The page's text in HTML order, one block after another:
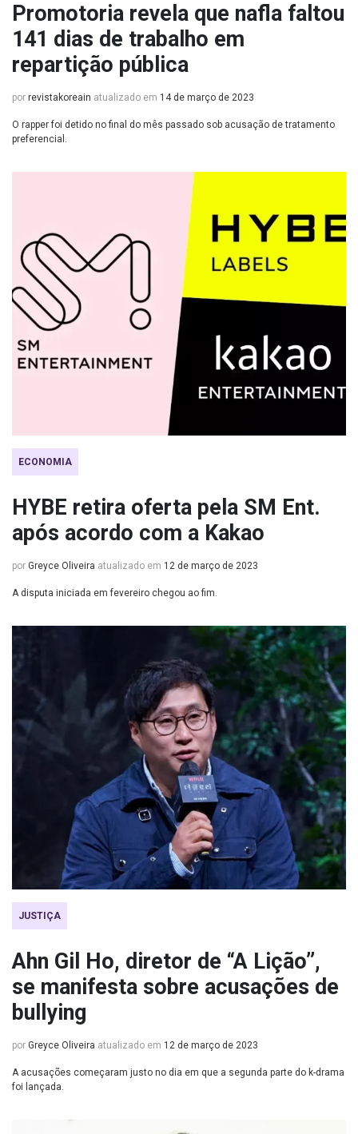
Promotoria revela que nafla faltou
141 dias de trabalho em
repartição pública
por revistakoreain atualizado em 14 de março de 2023
O rapper foi detido no final do mês passado sob acusação de tratamento
preferencial.
ECONOMIA
HYBE retira oferta pela SM Ent.
após acordo com a Kakao
por Greyce Oliveira atualizado em 12 de março de 2023
A disputa iniciada em fevereiro chegou ao fim.
JUSTIÇA
Ahn Gil Ho, diretor de “A Lição”,
se manifesta sobre acusações de
bullying
por Greyce Oliveira atualizado em 12 de março de 2023
A acusações começaram justo no dia em que a segunda parte do k-drama
foi lançada.